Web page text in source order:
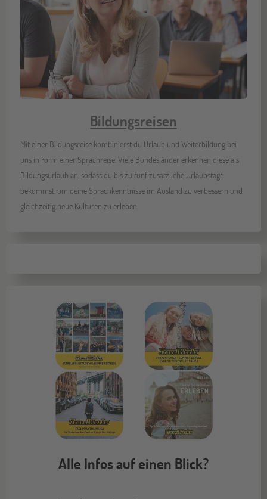
Bildungsreisen
Mit einer Bildungsreise kombinierst du Urlaub und Weiterbildung bei
uns in Form einer Sprachreise. Viele Bundesländer erkennen diese als
Bildungsurlaub an, sodass du bis zu fünf zusätzliche Urlaubstage
bekommst, um deine Sprachkenntnisse im Ausland zu verbessern und
gleichzeitig neue Kulturen zu erleben.
Alle Infos auf einen Blick?